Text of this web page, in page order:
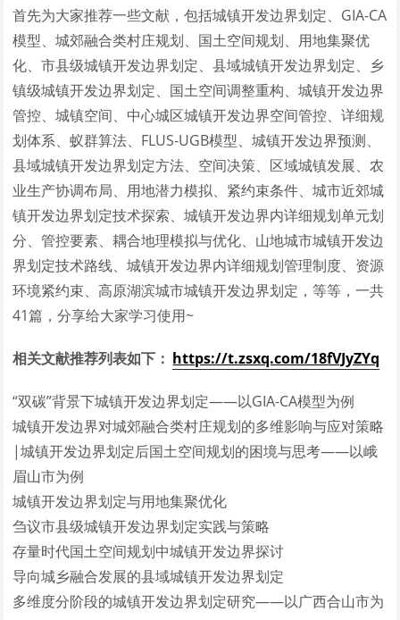
首先为大家推荐一些文献，包括城镇开发边界划定、GIA-CA
模型、城郊融合类村庄规划、国土空间规划、用地集聚优
化、市县级城镇开发边界划定、县域城镇开发边界划定、乡
镇级城镇开发边界划定、国土空间调整重构、城镇开发边界
管控、城镇空间、中心城区城镇开发边界空间管控、详细规
划体系、蚁群算法、FLUS-UGB模型、城镇开发边界预测、
县域城镇开发边界划定方法、空间决策、区域城镇发展、农
业生产协调布局、用地潜力模拟、紧约束条件、城市近郊城
镇开发边界划定技术探索、城镇开发边界内详细规划单元划
分、管控要素、耦合地理模拟与优化、山地城市城镇开发边
界划定技术路线、城镇开发边界内详细规划管理制度、资源
环境紧约束、高原湖滨城市城镇开发边界划定，等等，一共
41篇，分享给大家学习使用~
相关文献推荐列表如下： https://t.zsxq.com/18fVJyZYq
“双碳”背景下城镇开发边界划定——以GIA-CA模型为例
城镇开发边界对城郊融合类村庄规划的多维影响与应对策略
|城镇开发边界划定后国土空间规划的困境与思考——以峨
眉山市为例
城镇开发边界划定与用地集聚优化
刍议市县级城镇开发边界划定实践与策略
存量时代国土空间规划中城镇开发边界探讨
导向城乡融合发展的县域城镇开发边界划定
多维度分阶段的城镇开发边界划定研究——以广西合山市为